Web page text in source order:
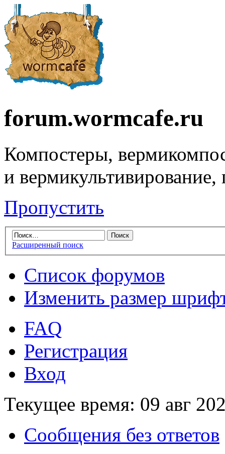
forum.wormcafe.ru
Компостеры,
и
Пропустить
Расширенный поиск
Список форумов
Изменить размер
FAQ
Регистрация
Вход
Текущее время: 09 авг
Сообщения без ответов